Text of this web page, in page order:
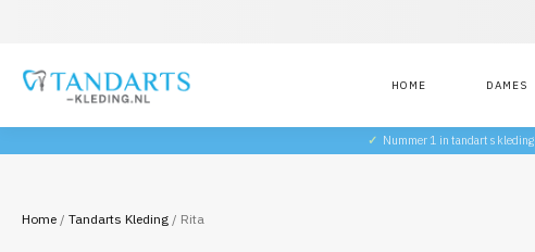
HOME DAMES
✓ Nummer 1 in tandarts kleding
Home / Tandarts Kleding / Rita